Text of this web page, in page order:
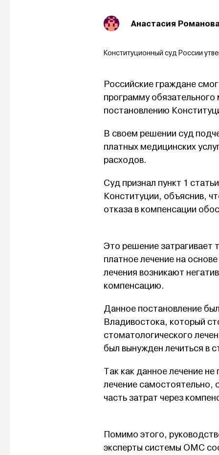
Анастасия
Конституционный суд России
Российские граждане
программу
постановлению
В своем решении суд
платных медицинских
расходов.
Суд признал пункт 1
Конституции, объяснив,
отказа в компенсации
Это решение затрагивает
платное лечение на
лечения возникают
компенсацию.
Данное постановление
Владивостока, который
стоматологического
был вынужден лечиться в
Так как данное лечение
лечение самостоятельно,
часть затрат через
Помимо этого,
эксперты системы ОМС